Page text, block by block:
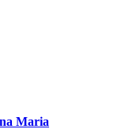
Maria